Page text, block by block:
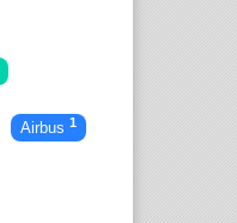
Airbus 1